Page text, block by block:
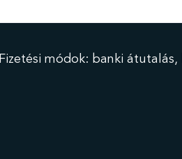
Fizetési módok: banki